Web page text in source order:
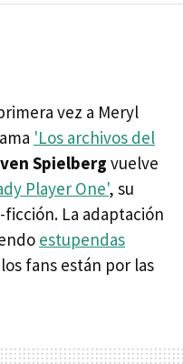
vez a Meryl
'Los archivos del
Spielberg vuelve
Player One', su
La adaptación
estupendas
fans están por las